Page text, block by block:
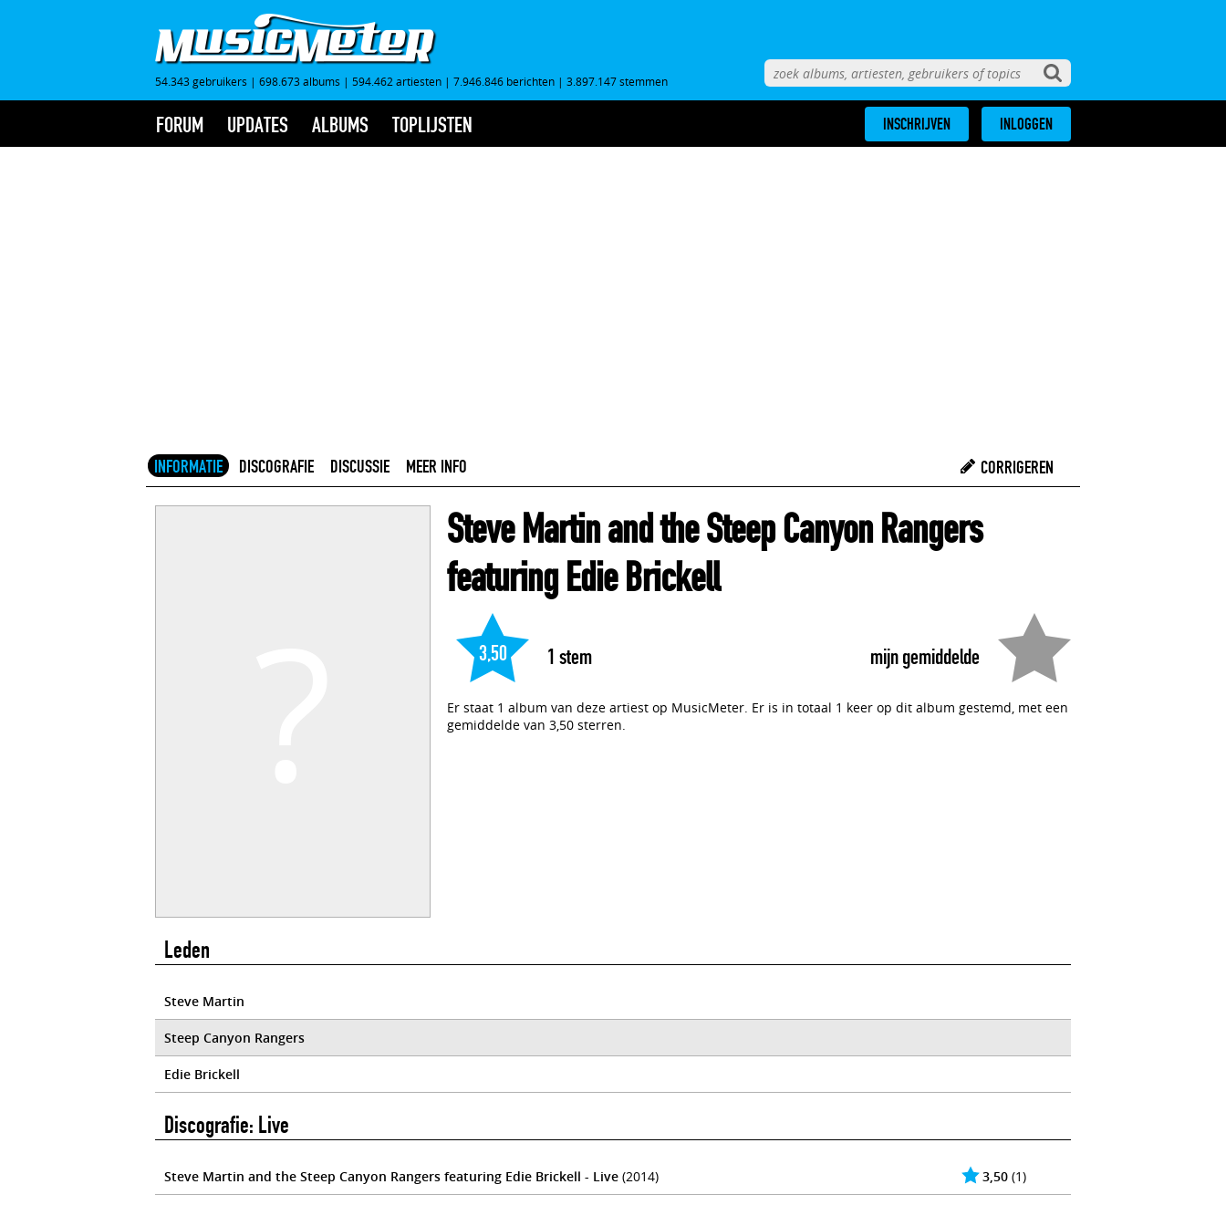
54.343 gebruikers | 698.673 albums | 594.462 artiesten | 7.946.846 berichten | 3.897.147 stemmen
FORUM UPDATES ALBUMS TOPLIJSTEN INSCHRIJVEN INLOGGEN
INFORMATIE DISCOGRAFIE DISCUSSIE MEER INFO CORRIGEREN
Steve Martin and the Steep Canyon Rangers
featuring Edie Brickell
mijn gemiddelde
3,50 1 stem
Er staat 1 album van deze artiest op MusicMeter. Er is in totaal 1 keer op dit album gestemd, met een
gemiddelde van 3,50 sterren.
Leden
Steve Martin
Steep Canyon Rangers
Edie Brickell
Discografie: Live
3,50 (1)
Steve Martin and the Steep Canyon Rangers featuring Edie Brickell - Live (2014)